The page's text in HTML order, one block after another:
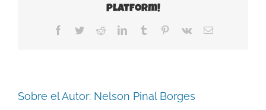
Platform!
Facebook
TwitterRedditLinkedInTumblr Pinterest
Vk
Correo
Sobre el Autor: Nelson Pinal Borges